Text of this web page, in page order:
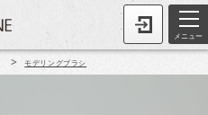
メニュー
> モデリングブラシ